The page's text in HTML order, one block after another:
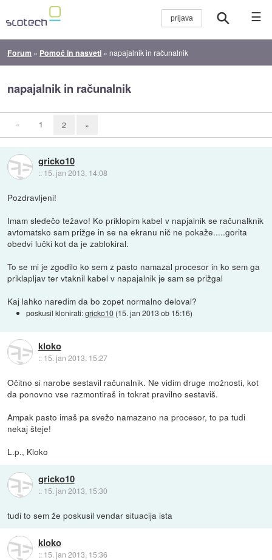
☰
Forum » Pomoč in nasveti » napajalnik in računalnik
napajalnik in računalnik
« 1 2 »
gricko10
:: 15. jan 2013, 14:08
Pozdravljeni!
Imam sledečo težavo! Ko priklopim kabel v napjalnik se računalknik
avtomatsko sam prižge in se na ekranu nič ne pokaže.....gorita
obedvi lučki kot da je zablokiral.
To se mi je zgodilo ko sem z pasto namazal procesor in ko sem ga
priklapljav ter vtaknil kabel v napajalnik je sam se prižgal
Kaj lahko naredim da bo zopet normalno deloval?
poskusil klonirati:gricko10 (15. jan 2013 ob 15:16)
kloko
:: 15. jan 2013, 15:27
Očitno si narobe sestavil računalnik. Ne vidim druge možnosti, kot
da ponovno vse razmontiraš in tokrat pravilno sestaviš.
Ampak pasto imaš pa svežo namazano na procesor, to pa tudi
nekaj šteje!
L.p., Kloko
gricko10
:: 15. jan 2013, 15:30
tudi to sem že poskusil vendar situacija ista
kloko
:: 15. jan 2013, 15:36